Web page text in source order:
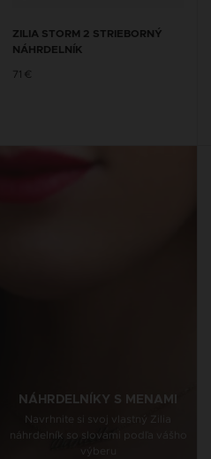
ZILIA STORM 2 STRIEBORNÝ
NÁHRDELNÍK
71 €
NÁHRDELNÍKY S MENAMI
Navrhnite si svoj vlastný Zilia
náhrdelník so slovami podľa vášho
výberu